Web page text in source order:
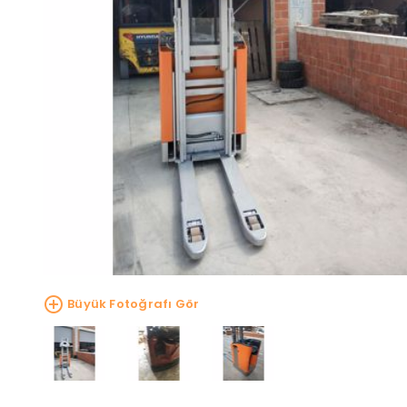
Büyük Fotoğrafı Gör